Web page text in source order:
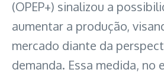
(OPEP+) sinalizou a
aumentar a produção,
mercado diante da
demanda. Essa medida, no